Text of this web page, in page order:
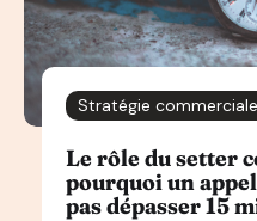
Stratégie commerciale
Le rôle du setter
pourquoi un
pas dépasser 15